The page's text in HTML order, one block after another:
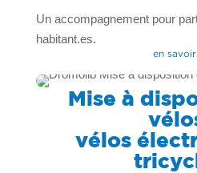
Un accompagnement pour
habitant.es.
en
Mise à
vélos